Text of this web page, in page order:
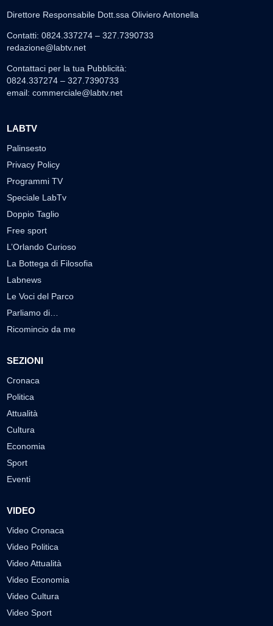
Direttore Responsabile Dott.ssa Oliviero Antonella
Contatti: 0824.337274 – 327.7390733
redazione@labtv.net
Contattaci per la tua Pubblicità:
0824.337274 – 327.7390733
email: commerciale@labtv.net
LABTV
Palinsesto
Privacy Policy
Programmi TV
Speciale LabTv
Doppio Taglio
Free sport
L’Orlando Curioso
La Bottega di Filosofia
Labnews
Le Voci del Parco
Parliamo di…
Ricomincio da me
SEZIONI
Cronaca
Politica
Attualità
Cultura
Economia
Sport
Eventi
VIDEO
Video Cronaca
Video Politica
Video Attualità
Video Economia
Video Cultura
Video Sport